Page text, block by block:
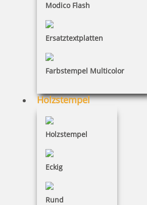
Modico Flash
Ersatztextplatten
Farbstempel Multicolor
Holzstempel
Holzstempel
Eckig
Rund
Gestaltung erst abschließen
Preis pro Stück inkl. 19 % Mwst.exkl.
Lieferzeit 1-2 Werktage
selbst gestalten
gestalten lassen